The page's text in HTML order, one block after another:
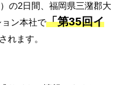
の2日間、福岡県三潴郡大
ン本社で「第35回イ
れます。